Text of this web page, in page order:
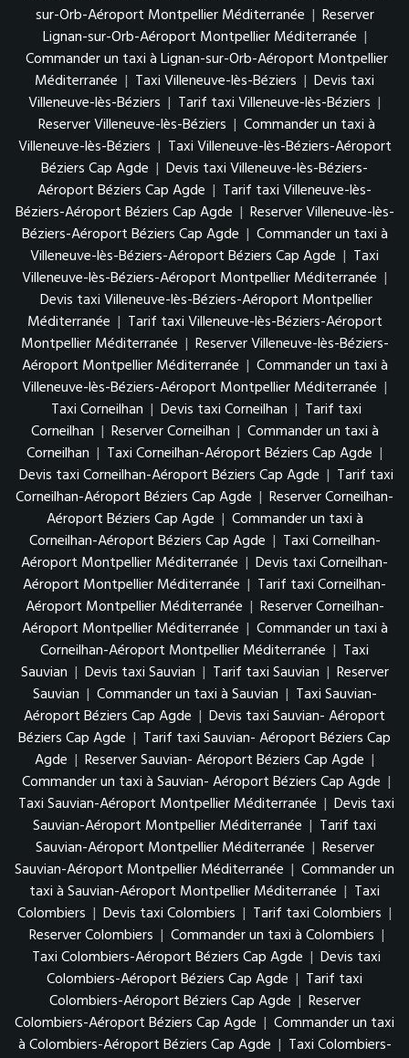
sur-Orb-Aéroport Montpellier Méditerranée | Reserver
Lignan-sur-Orb-Aéroport Montpellier Méditerranée |
Commander un taxi à Lignan-sur-Orb-Aéroport Montpellier
Méditerranée | Taxi Villeneuve-lès-Béziers | Devis taxi
Villeneuve-lès-Béziers | Tarif taxi Villeneuve-lès-Béziers |
Reserver Villeneuve-lès-Béziers | Commander un taxi à
Villeneuve-lès-Béziers | Taxi Villeneuve-lès-Béziers-Aéroport
Béziers Cap Agde | Devis taxi Villeneuve-lès-Béziers-
Aéroport Béziers Cap Agde | Tarif taxi Villeneuve-lès-
Béziers-Aéroport Béziers Cap Agde | Reserver Villeneuve-lès-
Béziers-Aéroport Béziers Cap Agde | Commander un taxi à
Villeneuve-lès-Béziers-Aéroport Béziers Cap Agde | Taxi
Villeneuve-lès-Béziers-Aéroport Montpellier Méditerranée |
Devis taxi Villeneuve-lès-Béziers-Aéroport Montpellier
Méditerranée | Tarif taxi Villeneuve-lès-Béziers-Aéroport
Montpellier Méditerranée | Reserver Villeneuve-lès-Béziers-
Aéroport Montpellier Méditerranée | Commander un taxi à
Villeneuve-lès-Béziers-Aéroport Montpellier Méditerranée |
Taxi Corneilhan | Devis taxi Corneilhan | Tarif taxi
Corneilhan | Reserver Corneilhan | Commander un taxi à
Corneilhan | Taxi Corneilhan-Aéroport Béziers Cap Agde |
Devis taxi Corneilhan-Aéroport Béziers Cap Agde | Tarif taxi
Corneilhan-Aéroport Béziers Cap Agde | Reserver Corneilhan-
Aéroport Béziers Cap Agde | Commander un taxi à
Corneilhan-Aéroport Béziers Cap Agde | Taxi Corneilhan-
Aéroport Montpellier Méditerranée | Devis taxi Corneilhan-
Aéroport Montpellier Méditerranée | Tarif taxi Corneilhan-
Aéroport Montpellier Méditerranée | Reserver Corneilhan-
Aéroport Montpellier Méditerranée | Commander un taxi à
Corneilhan-Aéroport Montpellier Méditerranée | Taxi
Sauvian | Devis taxi Sauvian | Tarif taxi Sauvian | Reserver
Sauvian | Commander un taxi à Sauvian | Taxi Sauvian-
Aéroport Béziers Cap Agde | Devis taxi Sauvian- Aéroport
Béziers Cap Agde | Tarif taxi Sauvian- Aéroport Béziers Cap
Agde | Reserver Sauvian- Aéroport Béziers Cap Agde |
Commander un taxi à Sauvian- Aéroport Béziers Cap Agde |
Taxi Sauvian-Aéroport Montpellier Méditerranée | Devis taxi
Sauvian-Aéroport Montpellier Méditerranée | Tarif taxi
Sauvian-Aéroport Montpellier Méditerranée | Reserver
Sauvian-Aéroport Montpellier Méditerranée | Commander un
taxi à Sauvian-Aéroport Montpellier Méditerranée | Taxi
Colombiers | Devis taxi Colombiers | Tarif taxi Colombiers |
Reserver Colombiers | Commander un taxi à Colombiers |
Taxi Colombiers-Aéroport Béziers Cap Agde | Devis taxi
Colombiers-Aéroport Béziers Cap Agde | Tarif taxi
Colombiers-Aéroport Béziers Cap Agde | Reserver
Colombiers-Aéroport Béziers Cap Agde | Commander un taxi
à Colombiers-Aéroport Béziers Cap Agde | Taxi Colombiers-